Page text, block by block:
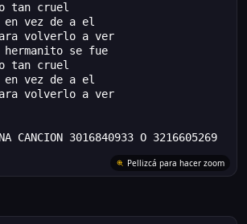
tan cruel
en vez de a el
volverlo a ver
hermanito se fue
tan cruel
en vez de a el
volverlo a ver
CANCION 3016840933 O 3216605269